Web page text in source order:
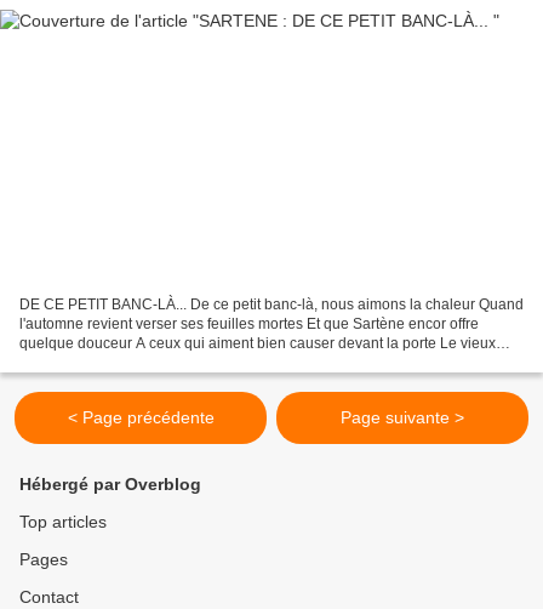
DE CE PETIT BANC-LÀ... De ce petit banc-là, nous aimons la chaleur Quand
l'automne revient verser ses feuilles mortes Et que Sartène encor offre
quelque douceur A ceux qui aiment bien causer devant la porte Le vieux
< Page précédente Page suivante >
Hébergé par Overblog
Top articles
Pages
Contact